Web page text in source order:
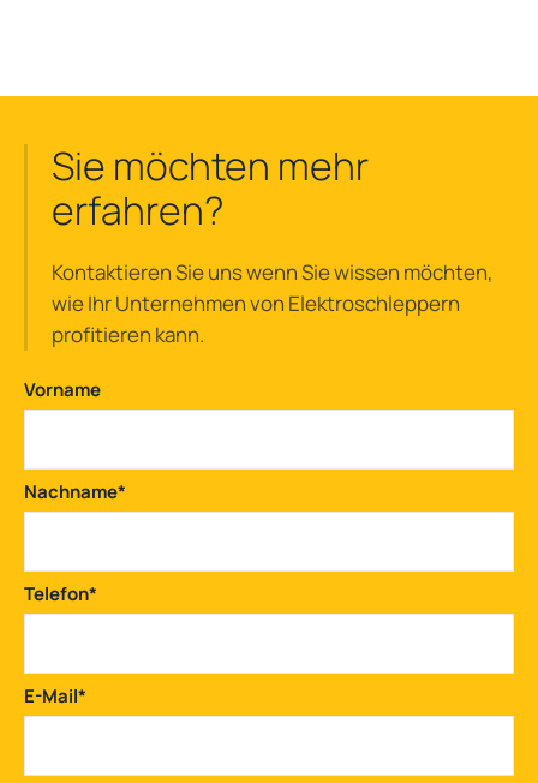
Sie möchten mehr
erfahren?
Kontaktieren Sie uns wenn Sie wissen möchten,
wie Ihr Unternehmen von Elektroschleppern
profitieren kann.
Vorname
Nachname*
Telefon*
E-Mail*